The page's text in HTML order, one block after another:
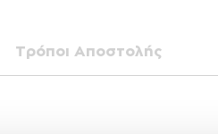
Τρόποι Αποστολής